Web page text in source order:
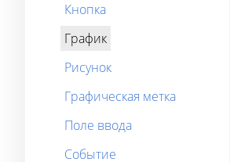
Кнопка
График
Рисунок
Графическая метка
Поле ввода
Событие